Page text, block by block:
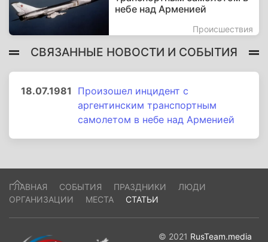
небе над Арменией
Происшествия
СВЯЗАННЫЕ НОВОСТИ И СОБЫТИЯ
18.07.1981
Произошел инцидент с
аргентинским транспортным
самолетом в небе над Арменией
ГЛАВНАЯ СОБЫТИЯ ПРАЗДНИКИ
ЛЮДИ
ОРГАНИЗАЦИИ
МЕСТА СТАТЬИ
© 2021 RusTeam.media